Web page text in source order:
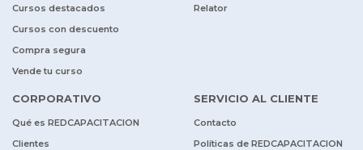
Cursos destacados
Cursos con descuento
Compra segura
Vende tu curso
Relator
CORPORATIVO
Qué es REDCAPACITACION
Clientes
SERVICIO AL CLIENTE
Contacto
Políticas de REDCAPACITACION